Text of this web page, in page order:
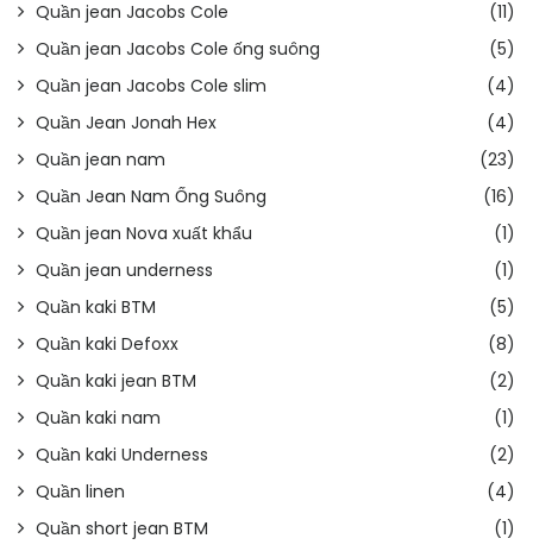
Quần jean Jacobs Cole
(11)
Quần jean Jacobs Cole ống suông
(5)
Quần jean Jacobs Cole slim
(4)
Quần Jean Jonah Hex
(4)
Quần jean nam
(23)
Quần Jean Nam Ống Suông
(16)
Quần jean Nova xuất khẩu
(1)
Quần jean underness
(1)
Quần kaki BTM
(5)
Quần kaki Defoxx
(8)
Quần kaki jean BTM
(2)
Quần kaki nam
(1)
Quần kaki Underness
(2)
Quần linen
(4)
Quần short jean BTM
(1)